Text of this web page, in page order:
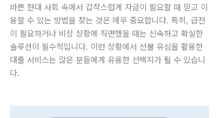
바쁜 현대 사회 속에서 갑작스럽게 자금이 필요할 때 믿고 이
용할 수 있는 방법을 찾는 것은 매우 중요합니다. 특히, 급전
이 필요하거나 비상 상황에 직면했을 때는 신속하고 확실한
솔루션이 필수적입니다. 이런 상황에서 선불 유심을 활용한
대출 서비스는 많은 분들에게 유용한 선택지가 될 수 있습니
다.